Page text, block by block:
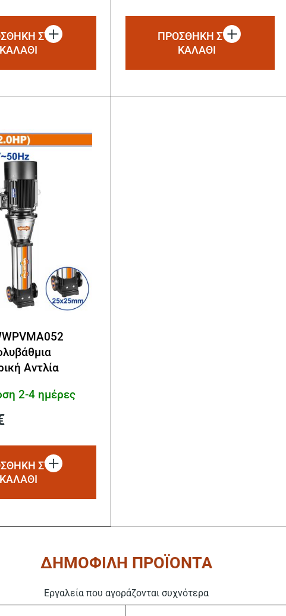
ΣΤΟ
ΚΑΛΑΘΙ
ΠΡΟΣΘΗΚΗ ΣΤΟ
ΚΑΛΑΘΙ
Αντλία
2-4 ημέρες
ΣΤΟ
ΚΑΛΑΘΙ
ΔΗΜΟΦΙΛΗ ΠΡΟΪΟΝΤΑ
Εργαλεία που αγοράζονται συχνότερα